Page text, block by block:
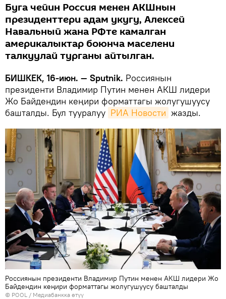
Буга чейин Россия менен АКШнын
президенттери адам укугу, Алексей
Навальный жана РФте камалган
америкалыктар боюнча маселени
талкуулай турганы айтылган.
БИШКЕК, 16-июн. — Sputnik. Россиянын
президенти Владимир Путин менен АКШ лидери
Жо Байдендин кеңири форматтагы жолугушуусу
башталды. Бул тууралуу РИА Новости жазды.
Россиянын президенти Владимир Путин менен АКШ лидери Жо
Байдендин кеңири форматтагы жолугушуусу башталды
© POOL / Медиабанкка өтүү